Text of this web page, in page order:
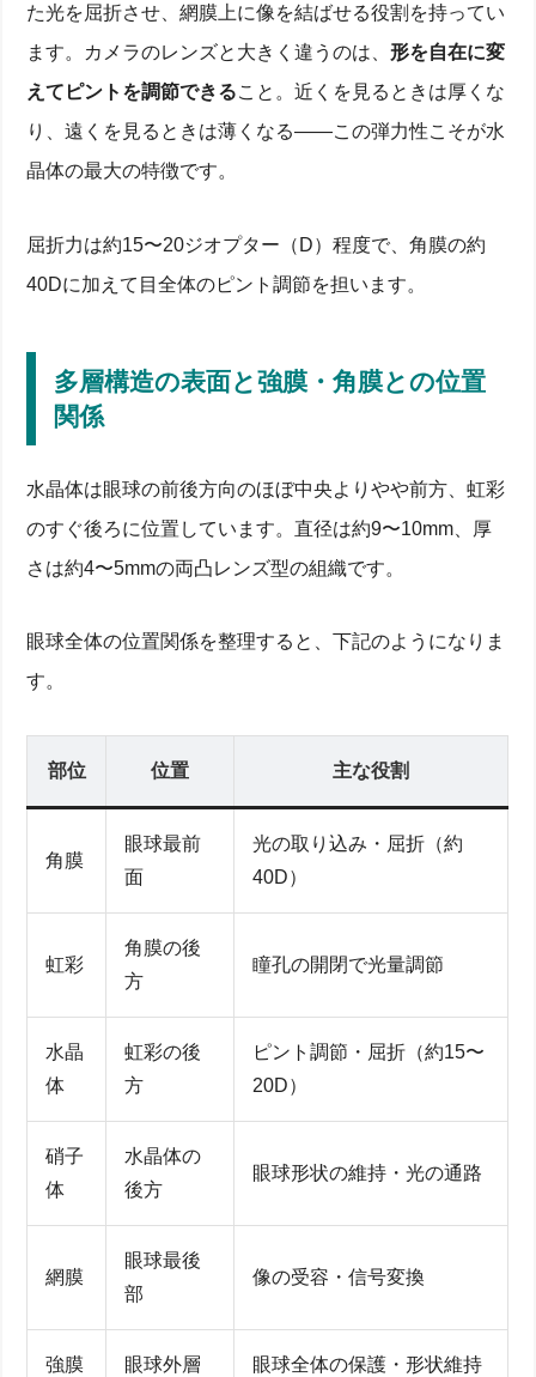
た光を屈折させ、網膜上に像を結ばせる役割を持ってい
ます。カメラのレンズと大きく違うのは、形を自在に変
えてピントを調節できること。近くを見るときは厚くな
り、遠くを見るときは薄くなる——この弾力性こそが水
晶体の最大の特徴です。
屈折力は約15〜20ジオプター（D）程度で、角膜の約
40Dに加えて目全体のピント調節を担います。
多層構造の表面と強膜・角膜との位置
関係
水晶体は眼球の前後方向のほぼ中央よりやや前方、虹彩
のすぐ後ろに位置しています。直径は約9〜10mm、厚
さは約4〜5mmの両凸レンズ型の組織です。
眼球全体の位置関係を整理すると、下記のようになりま
す。
部位 位置 主な役割
角膜
眼球最前
面
光の取り込み・屈折（約
40D）
虹彩
角膜の後
方
瞳孔の開閉で光量調節
水晶
体
虹彩の後
方
ピント調節・屈折（約15〜
20D）
硝子
体
水晶体の
後方
眼球形状の維持・光の通路
網膜
眼球最後
部
像の受容・信号変換
強膜 眼球外層 眼球全体の保護・形状維持